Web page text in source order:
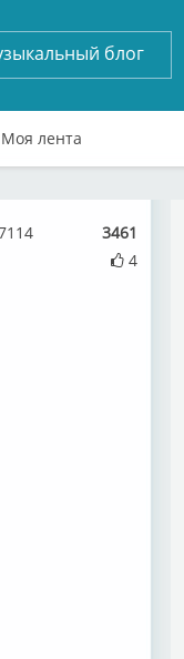
блог
Моя лента
3461
4